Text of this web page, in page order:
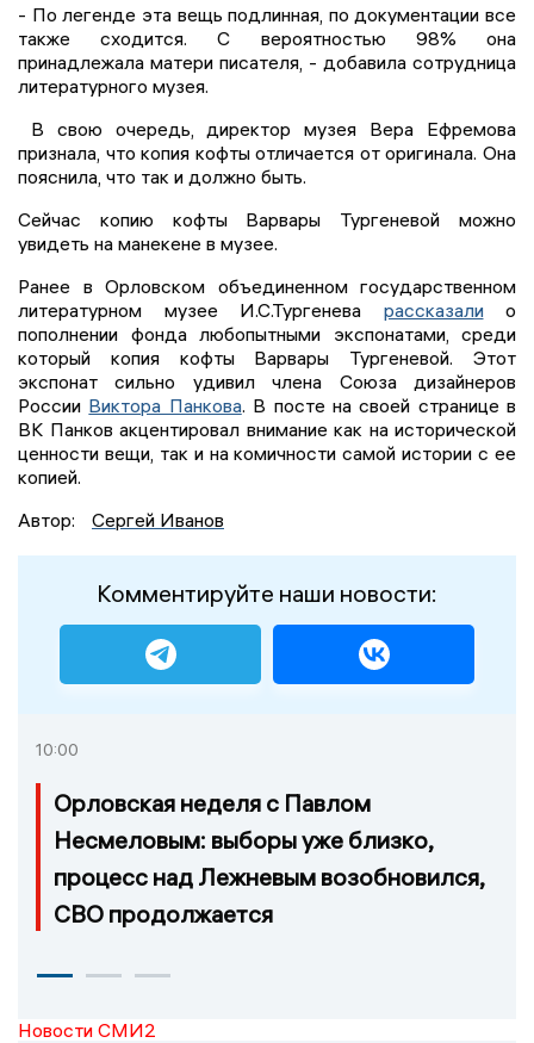
- По легенде эта вещь подлинная, по документации все
также сходится. С вероятностью 98% она
принадлежала матери писателя, - добавила сотрудница
литературного музея.
В свою очередь, директор музея Вера Ефремова
признала, что копия кофты отличается от оригинала. Она
пояснила, что так и должно быть.
Сейчас копию кофты Варвары Тургеневой можно
увидеть на манекене в музее.
Ранее в Орловском объединенном государственном
литературном музее И.С.Тургенева рассказалио
пополнении фонда любопытными экспонатами, среди
который копия кофты Варвары Тургеневой. Этот
экспонат сильно удивил члена Союза дизайнеров
России Виктора Панкова. В посте на своей странице в
ВК Панков акцентировал внимание как на исторической
ценности вещи, так и на комичности самой истории с ее
копией.
Автор:
Сергей Иванов
Комментируйте наши новости:
10:00
Орловская неделя с Павлом
Несмеловым: выборы уже близко,
процесс над Лежневым возобновился,
СВО продолжается
Новости СМИ2